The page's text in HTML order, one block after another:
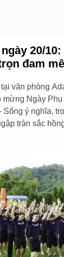
20/10:
đam mê
văn phòng
mừng Ngày
ý nghĩa,
tràn sắc
nhớ dành